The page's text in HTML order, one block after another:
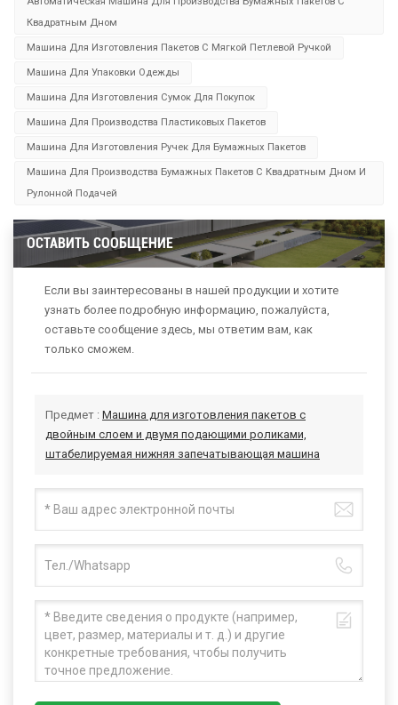
Квадратным Дном
Машина Для Изготовления Пакетов С Мягкой Петлевой Ручкой
Машина Для Упаковки Одежды
Машина Для Изготовления Сумок Для Покупок
Машина Для Производства Пластиковых Пакетов
Машина Для Изготовления Ручек Для Бумажных Пакетов
Машина Для Производства Бумажных Пакетов С Квадратным Дном И
Рулонной Подачей
ОСТАВИТЬ СООБЩЕНИЕ
Если вы заинтересованы в нашей продукции и хотите
узнать более подробную информацию, пожалуйста,
оставьте сообщение здесь, мы ответим вам, как
только сможем.
Предмет : Машина для изготовления пакетов с
двойным слоем и двумя подающими роликами,
штабелируемая нижняя запечатывающая машина